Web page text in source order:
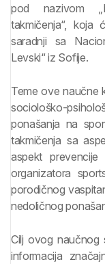
pod nazivom
takmičenja“,
saradnji sa
Levski“ iz Sofije.
Teme ove naučne
sociološko-
ponašanja na
takmičenja sa
aspekt
organizatora
porodičnog
nedoličnog
Cilj ovog naučnog
informacija